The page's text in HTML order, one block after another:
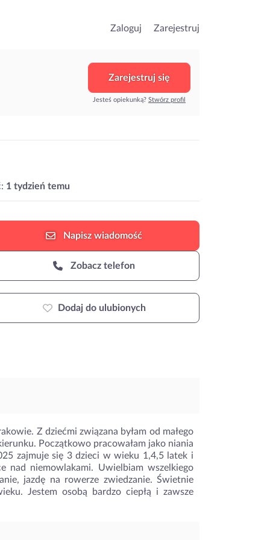
Zaloguj Zarejestruj
Zarejestruj się
Jesteś opiekunką? Stwórz profil
1 tydzień temu
Napisz wiadomość
Zobacz telefon
Dodaj do ulubionych
Z dziećmi związana byłam od małego
Początkowo pracowałam jako niania
zajmuje się 3 dzieci w wieku 1,4,5 latek i
nad niemowlakami. Uwielbiam wszelkiego
jazdę na rowerze zwiedzanie. Świetnie
Jestem osobą bardzo ciepłą i zawsze